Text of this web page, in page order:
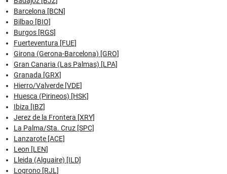
Barcelona [BCN]
Bilbao [BIO]
Burgos [RGS]
Fuerteventura [FUE]
Girona (Gerona-Barcelona) [GRO]
Gran Canaria (Las Palmas) [LPA]
Granada [GRX]
Hierro/Valverde [VDE]
Huesca (Pirineos) [HSK]
Ibiza [IBZ]
Jerez de la Frontera [XRY]
La Palma/Sta. Cruz [SPC]
Lanzarote [ACE]
Leon [LEN]
Lleida (Alguaire) [ILD]
Logrono [RJL]